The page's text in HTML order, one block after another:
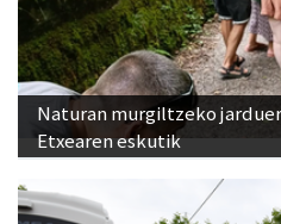
Naturan murgiltzeko
Etxearen eskutik